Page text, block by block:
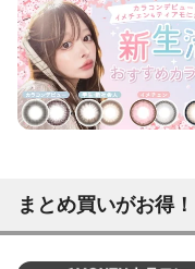
まとめ買いがお得！